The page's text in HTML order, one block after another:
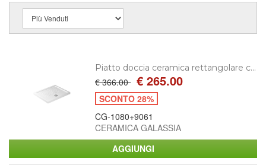
Piatto doccia ceramica rettangolare c...
€ 366.00 € 265.00
SCONTO 28%
CG-1080+9061
CERAMICA GALASSIA